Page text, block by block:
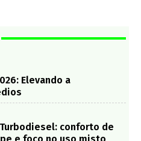
Elevando a
Turbodiesel: conforto de